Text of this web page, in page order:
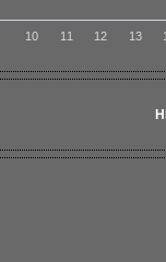
10 11 12 13